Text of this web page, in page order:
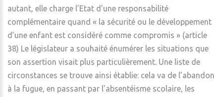
autant, elle charge l’Etat d’une responsabilité
complémentaire quand « la sécurité ou le développement
d’une enfant est considéré comme compromis » (article
38) Le législateur a souhaité énumérer les situations que
son assertion visait plus particulièrement. Une liste de
circonstances se trouve ainsi établie: cela va de l’abandon
à la fugue, en passant par l’absentéisme scolaire, les